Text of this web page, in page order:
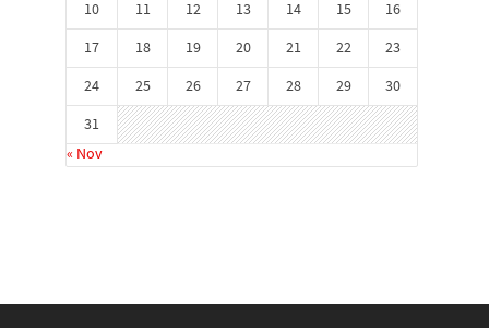
10
11 12 13 14 15
16
17
18 19 20 21 22
23
24
25 26 27 28 29
30
31
« Nov